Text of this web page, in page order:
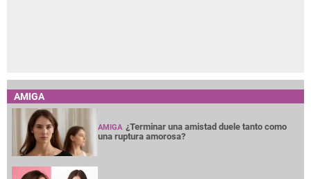
AMIGA
AMIGA ¿Terminar una amistad duele tanto como
una ruptura amorosa?